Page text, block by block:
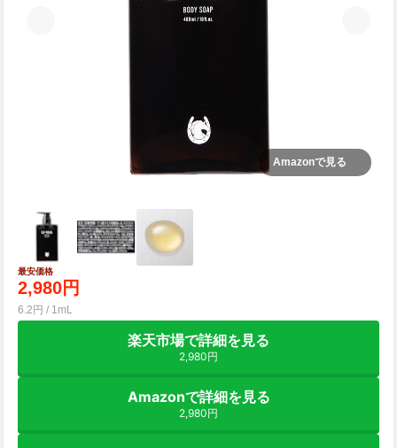
Amazonで見る
最安価格
2,980円
6.2円 / 1mL
楽天市場で詳細を見る
2,980円
Amazonで詳細を見る
2,980円